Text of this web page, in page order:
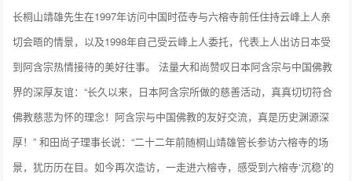
长桐山靖雄先生在1997年访问中国时莅寺与六榕寺前任住持云峰上人亲
切会晤的情景，以及1998年自己受云峰上人委托，代表上人出访日本受
到阿含宗热情接待的美好往事。 法量大和尚赞叹日本阿含宗与中国佛教
界的深厚友谊：“长久以来，日本阿含宗所做的慈善活动，真真切切符合
佛教慈悲为怀的理念！阿含宗与中国佛教的友好交流，真是历史渊源深
厚！” 和田尚子理事长说：“二十二年前随桐山靖雄管长参访六榕寺的场
景，犹历历在目。如今再次造访，一走进六榕寺，感受到六榕寺‘沉稳’的